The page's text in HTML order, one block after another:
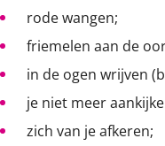
rode wangen;
friemelen aan de
in de ogen wrijven
je niet meer
zich van je afkeren;